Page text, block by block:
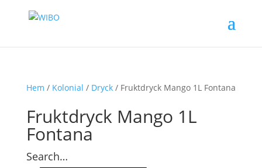
Hem / Kolonial / Dryck/ Fruktdryck Mango 1L Fontana
Fruktdryck Mango 1L
Fontana
Search…